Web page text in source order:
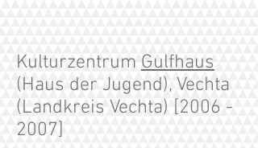
Kulturzentrum Gulfhaus
(Haus der Jugend), Vechta
(Landkreis Vechta) [2006 -
2007]